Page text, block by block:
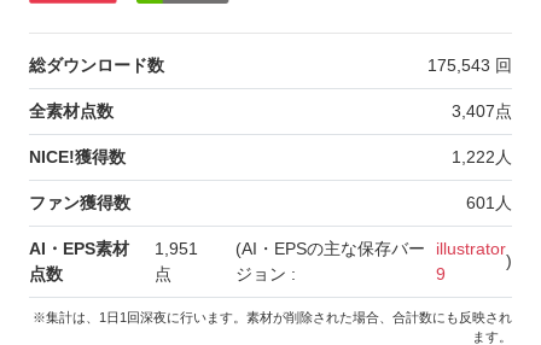
総ダウンロード数 175,543 回
全素材点数 3,407点
NICE!獲得数 1,222 人
ファン獲得数 601 人
AI・EPS素材
点数
1,951
点
(AI・EPSの主な保存バー
ジョン :
illustrator
9
)
※集計は、1日1回深夜に行います。素材が削除された場合、合計数にも反映され
ます。